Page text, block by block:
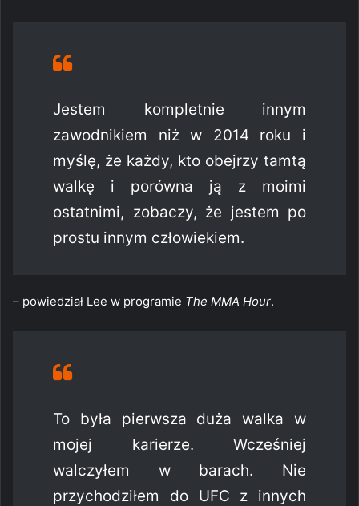
Jestem kompletnie innym
zawodnikiem niż w 2014 roku i
myślę, że każdy, kto obejrzy tamtą
walkę i porówna ją z moimi
ostatnimi, zobaczy, że jestem po
prostu innym człowiekiem.
– powiedział Lee w programie The MMA Hour.
To była pierwsza duża walka w
mojej karierze. Wcześniej
walczyłem w barach. Nie
przychodziłem do UFC z innych